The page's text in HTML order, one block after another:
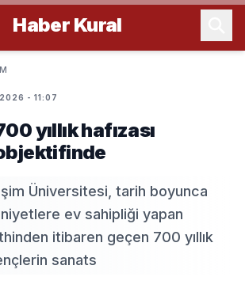
Haber Kural
- 11:07
yıllık hafızası
Üniversitesi, tarih boyunca
ev sahipliği yapan
itibaren geçen 700 yıllık
sanats